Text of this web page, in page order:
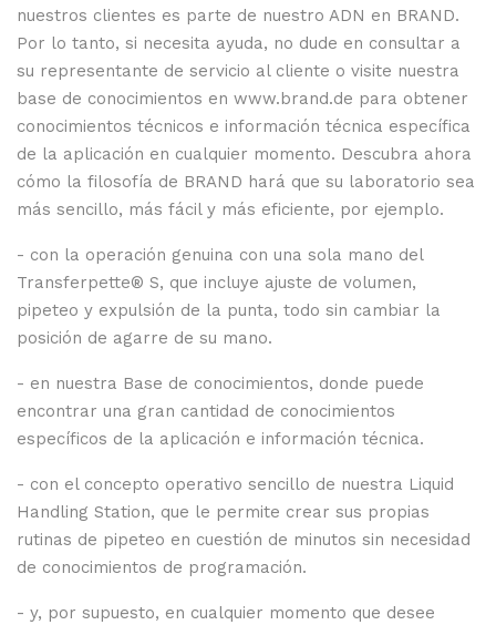
nuestros clientes es parte de nuestro ADN en BRAND.
Por lo tanto, si necesita ayuda, no dude en consultar a
su representante de servicio al cliente o visite nuestra
base de conocimientos en www.brand.de para obtener
conocimientos técnicos e información técnica específica
de la aplicación en cualquier momento. Descubra ahora
cómo la filosofía de BRAND hará que su laboratorio sea
más sencillo, más fácil y más eficiente, por ejemplo.
- con la operación genuina con una sola mano del
Transferpette® S, que incluye ajuste de volumen,
pipeteo y expulsión de la punta, todo sin cambiar la
posición de agarre de su mano.
- en nuestra Base de conocimientos, donde puede
encontrar una gran cantidad de conocimientos
específicos de la aplicación e información técnica.
- con el concepto operativo sencillo de nuestra Liquid
Handling Station, que le permite crear sus propias
rutinas de pipeteo en cuestión de minutos sin necesidad
de conocimientos de programación.
- y, por supuesto, en cualquier momento que desee